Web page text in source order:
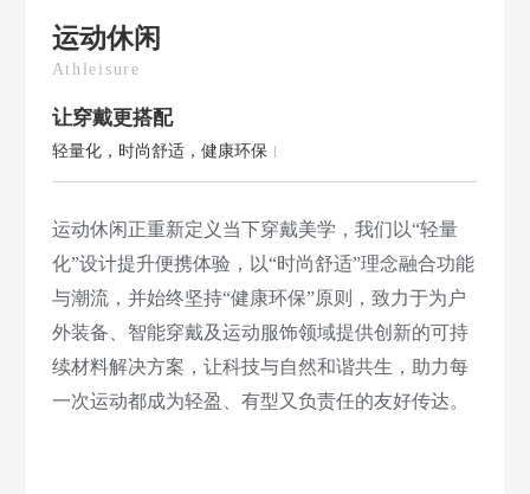
运动休闲
Athleisure
让穿戴更搭配
轻量化，时尚舒适，健康环保
运动休闲正重新定义当下穿戴美学，我们以“轻量
化”设计提升便携体验，以“时尚舒适”理念融合功能
与潮流，并始终坚持“健康环保”原则，致力于为户
外装备、智能穿戴及运动服饰领域提供创新的可持
续材料解决方案，让科技与自然和谐共生，助力每
一次运动都成为轻盈、有型又负责任的友好传达。